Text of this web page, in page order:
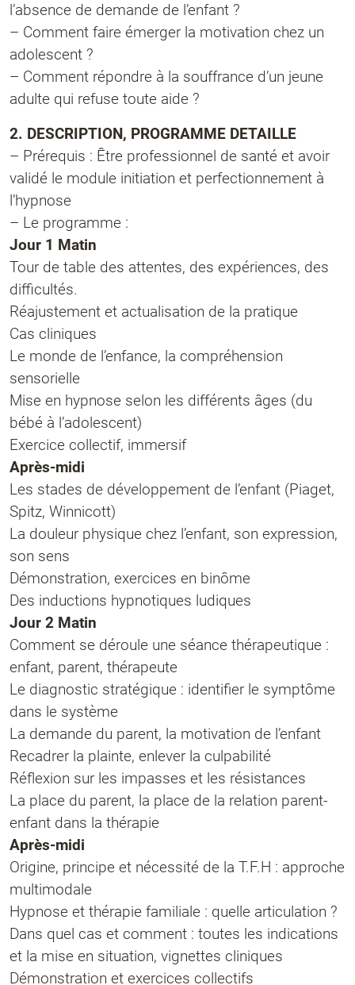
l’absence de demande de l’enfant ?
– Comment faire émerger la motivation chez un
adolescent ?
– Comment répondre à la souffrance d’un jeune
adulte qui refuse toute aide ?
2. DESCRIPTION, PROGRAMME DETAILLE
– Prérequis : Être professionnel de santé et avoir
validé le module initiation et perfectionnement à
l’hypnose
– Le programme :
Jour 1 Matin
Tour de table des attentes, des expériences, des
difficultés.
Réajustement et actualisation de la pratique
Cas cliniques
Le monde de l’enfance, la compréhension
sensorielle
Mise en hypnose selon les différents âges (du
bébé à l’adolescent)
Exercice collectif, immersif
Après-midi
Les stades de développement de l’enfant (Piaget,
Spitz, Winnicott)
La douleur physique chez l’enfant, son expression,
son sens
Démonstration, exercices en binôme
Des inductions hypnotiques ludiques
Jour 2 Matin
Comment se déroule une séance thérapeutique :
enfant, parent, thérapeute
Le diagnostic stratégique : identifier le symptôme
dans le système
La demande du parent, la motivation de l’enfant
Recadrer la plainte, enlever la culpabilité
Réflexion sur les impasses et les résistances
La place du parent, la place de la relation parent-
enfant dans la thérapie
Après-midi
Origine, principe et nécessité de la T.F.H : approche
multimodale
Hypnose et thérapie familiale : quelle articulation ?
Dans quel cas et comment : toutes les indications
et la mise en situation, vignettes cliniques
Démonstration et exercices collectifs